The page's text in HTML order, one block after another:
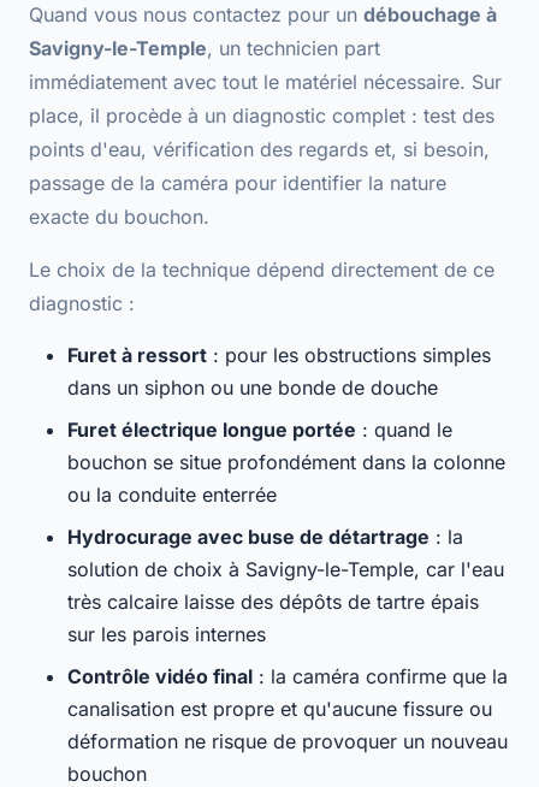
Quand vous nous contactez pour un débouchage à
Savigny-le-Temple, un technicien part
immédiatement avec tout le matériel nécessaire. Sur
place, il procède à un diagnostic complet : test des
points d'eau, vérification des regards et, si besoin,
passage de la caméra pour identifier la nature
exacte du bouchon.
Le choix de la technique dépend directement de ce
diagnostic :
Furet à ressort : pour les obstructions simples
dans un siphon ou une bonde de douche
Furet électrique longue portée : quand le
bouchon se situe profondément dans la colonne
ou la conduite enterrée
Hydrocurage avec buse de détartrage : la
solution de choix à Savigny-le-Temple, car l'eau
très calcaire laisse des dépôts de tartre épais
sur les parois internes
Contrôle vidéo final : la caméra confirme que la
canalisation est propre et qu'aucune fissure ou
déformation ne risque de provoquer un nouveau
bouchon